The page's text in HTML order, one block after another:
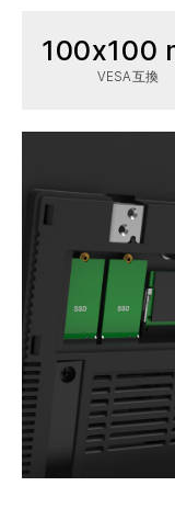
100x100
VESA互換